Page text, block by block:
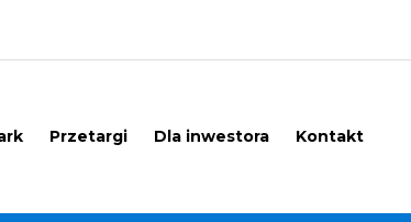
Przetargi Dla inwestora Kontakt